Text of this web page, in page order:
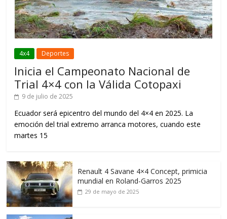
4x4 Deportes
Inicia el Campeonato Nacional de
Trial 4×4 con la Válida Cotopaxi
9 de julio de 2025
Ecuador será epicentro del mundo del 4×4 en 2025. La
emoción del trial extremo arranca motores, cuando este
martes 15
Renault 4 Savane 4×4 Concept, primicia
mundial en Roland-Garros 2025
29 de mayo de 2025